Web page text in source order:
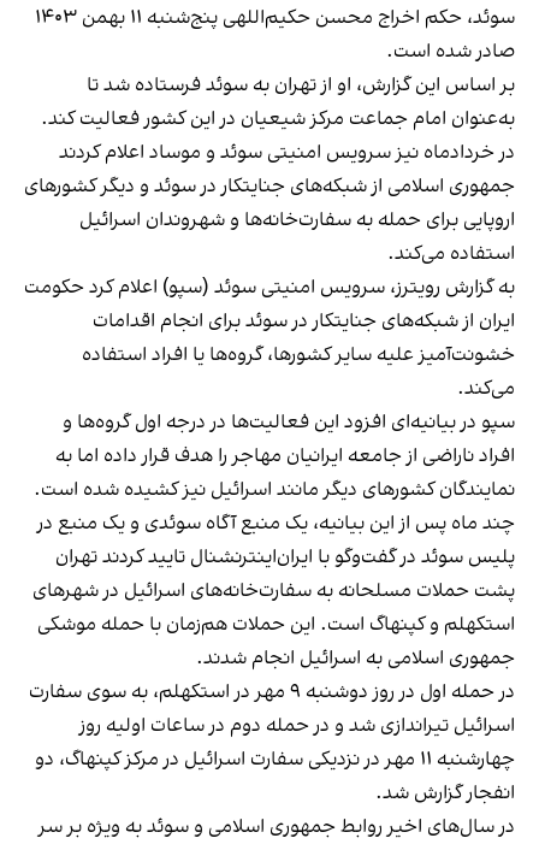
سوئد، حکم اخراج محسن حکیم‌اللهی پنج‌شنبه ۱۱ بهمن ۱۴۰۳
صادر شده است.
بر اساس این گزارش، او از تهران به سوئد فرستاده شد تا
به‌عنوان امام جماعت مرکز شیعیان در این کشور فعالیت کند.
در خردادماه نیز سرویس امنیتی سوئد و موساد اعلام کردند
جمهوری اسلامی از شبکه‌های جنایتکار در سوئد و دیگر کشورهای
اروپایی برای حمله به سفارت‌‌خانه‌ها و شهروندان اسرائیل
استفاده می‌کند.
به گزارش رویترز، سرویس امنیتی سوئد (سپو) اعلام کرد حکومت
ایران از شبکه‌های جنایتکار در سوئد برای انجام اقدامات
خشونت‌آمیز علیه سایر کشورها، گروه‌ها یا افراد استفاده
می‌کند.
سپو در بیانیه‌ای افزود این فعالیت‌ها در درجه اول گروه‌ها و
افراد ناراضی از جامعه ایرانیان مهاجر را هدف قرار داده اما به
نمایندگان کشورهای دیگر مانند اسرائیل نیز کشیده شده است.
چند ماه پس از این بیانیه، یک منبع آگاه سوئدی و یک منبع در
پلیس سوئد در گفت‌و‌گو با ایران‌اینترنشنال تایید کردند تهران
پشت حملات مسلحانه به سفارت‌خانه‌های اسرائیل در شهرهای
استکهلم و کپنهاگ است. این حملات هم‌زمان با حمله موشکی
جمهوری اسلامی به اسرائیل انجام شدند.
در حمله اول در روز دو‌شنبه ۹ مهر در استکهلم، به سوی سفارت
اسرائیل تیراندازی شد و در حمله دوم در ساعات اولیه روز
چهارشنبه ۱۱ مهر در نزدیکی سفارت اسرائیل در مرکز کپنهاگ، دو
انفجار گزارش شد.
در سال‌های اخیر روابط جمهوری اسلامی و سوئد به ویژه بر سر